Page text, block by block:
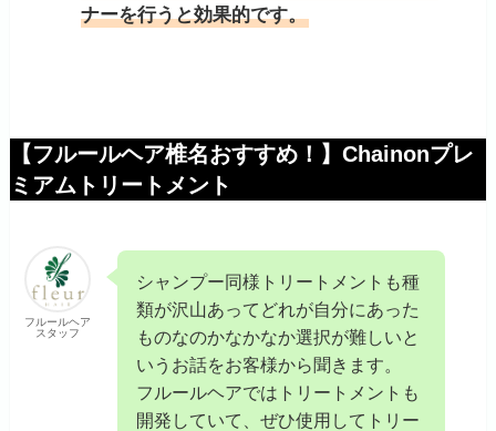
ナーを行うと効果的です。
【フルールヘア椎名おすすめ！】Chainonプレ
ミアムトリートメント
フルールヘア
スタッフ
シャンプー同様トリートメントも種
類が沢山あってどれが自分にあった
ものなのかなかなか選択が難しいと
いうお話をお客様から聞きます。
フルールヘアではトリートメントも
開発していて、ぜひ使用してトリー